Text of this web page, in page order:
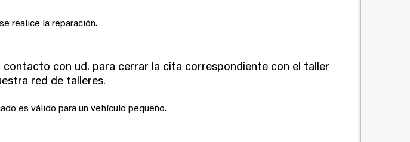
realice la reparación.
con ud. para cerrar la cita correspondiente con el taller
red de talleres.
es válido para un vehículo pequeño.